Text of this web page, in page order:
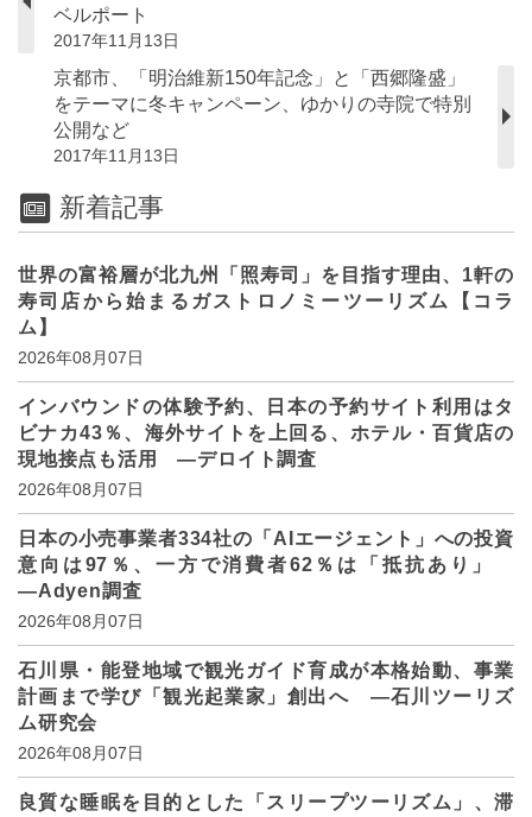
ベルポート
2017年11月13日
京都市、「明治維新150年記念」と「西郷隆盛」
をテーマに冬キャンペーン、ゆかりの寺院で特別
公開など
2017年11月13日
新着記事
世界の富裕層が北九州「照寿司」を目指す理由、1軒の
寿司店から始まるガストロノミーツーリズム【コラ
ム】
2026年08月07日
インバウンドの体験予約、日本の予約サイト利用はタ
ビナカ43％、海外サイトを上回る、ホテル・百貨店の
現地接点も活用 ―デロイト調査
2026年08月07日
日本の小売事業者334社の「AIエージェント」への投資
意向は97％、一方で消費者62％は「抵抗あり」
―Adyen調査
2026年08月07日
石川県・能登地域で観光ガイド育成が本格始動、事業
計画まで学び「観光起業家」創出へ ―石川ツーリズ
ム研究会
2026年08月07日
良質な睡眠を目的とした「スリープツーリズム」、滞